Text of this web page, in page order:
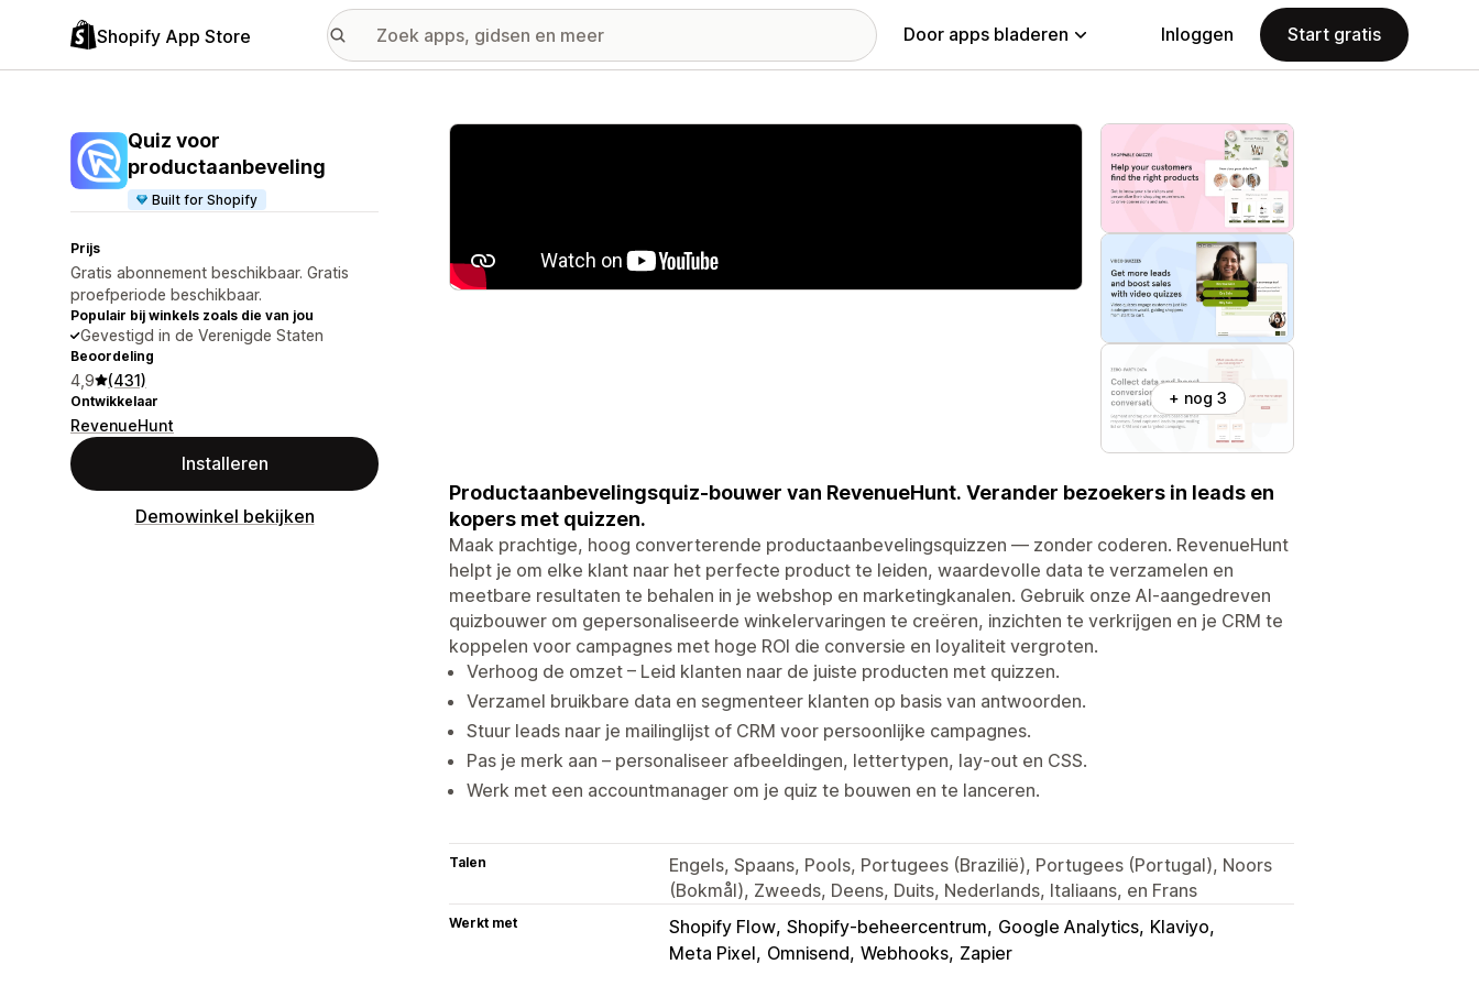
Shopify App Store Door apps bladeren Inloggen Start gratis
Quiz voor
productaanbeveling
Built for Shopify
Prijs
Gratis abonnement beschikbaar. Gratis
proefperiode beschikbaar.
Populair bij winkels zoals die van jou
Gevestigd in de Verenigde Staten
Beoordeling
4,9 (431)
Ontwikkelaar
RevenueHunt
Installeren
Demowinkel bekijken
Galerij met uitgelichte afbeeldingen
+ nog 3
Productaanbevelingsquiz-bouwer van RevenueHunt. Verander bezoekers in leads en
kopers met quizzen.
Maak prachtige, hoog converterende productaanbevelingsquizzen — zonder coderen. RevenueHunt
helpt je om elke klant naar het perfecte product te leiden, waardevolle data te verzamelen en
meetbare resultaten te behalen in je webshop en marketingkanalen. Gebruik onze AI-aangedreven
quizbouwer om gepersonaliseerde winkelervaringen te creëren, inzichten te verkrijgen en je CRM te
koppelen voor campagnes met hoge ROI die conversie en loyaliteit vergroten.
Verhoog de omzet – Leid klanten naar de juiste producten met quizzen.
Verzamel bruikbare data en segmenteer klanten op basis van antwoorden.
Stuur leads naar je mailinglijst of CRM voor persoonlijke campagnes.
Pas je merk aan – personaliseer afbeeldingen, lettertypen, lay-out en CSS.
Werk met een accountmanager om je quiz te bouwen en te lanceren.
Talen
Engels, Spaans, Pools, Portugees (Brazilië), Portugees (Portugal), Noors
(Bokmål), Zweeds, Deens, Duits, Nederlands, Italiaans, en Frans
Werkt met Shopify Flow Shopify-beheercentrum Google Analytics Klaviyo
Meta Pixel Omnisend Webhooks Zapier